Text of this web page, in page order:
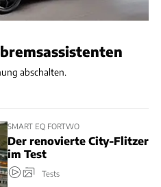
abschalten.
SMART EQ FORTWO
Der renovierte City-Flitzer
im Test
Tests